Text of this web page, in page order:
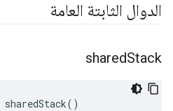
الدوال الثابتة العامة
sharedStack
sharedStack()